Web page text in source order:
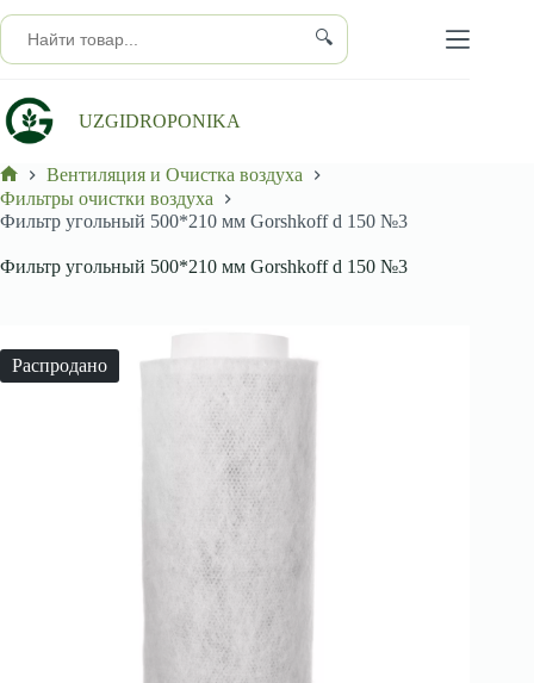
к
сути
🔍
UZGIDROPONIKA
Главная
Вентиляция и Очистка воздуха
Фильтры очистки воздуха
Фильтр угольный 500*210 мм Gorshkoff d 150 №3
Фильтр угольный 500*210 мм Gorshkoff d 150 №3
Распродано